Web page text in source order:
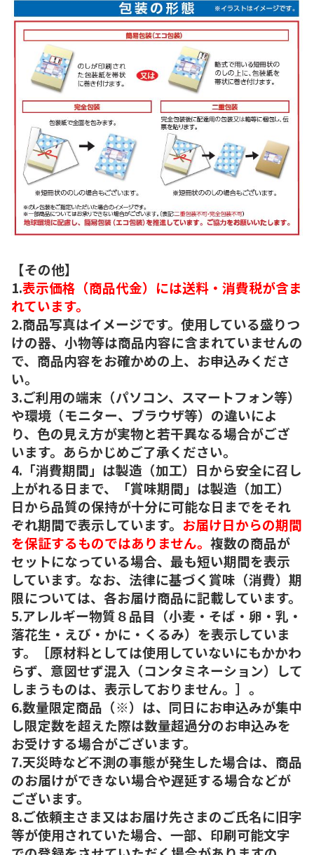
【その他】
1.表示価格（商品代金）には送料・消費税が含ま
れています。
2.商品写真はイメージです。使用している盛りつ
けの器、小物等は商品内容に含まれていませんの
で、商品内容をお確かめの上、お申込みくださ
い。
3.ご利用の端末（パソコン、スマートフォン等）
や環境（モニター、ブラウザ等）の違いによ
り、色の見え方が実物と若干異なる場合がござ
います。あらかじめご了承ください。
4.「消費期間」は製造（加工）日から安全に召し
上がれる日まで、「賞味期間」は製造（加工）
日から品質の保持が十分に可能な日までをそれ
ぞれ期間で表示しています。 お届け日からの期間
を保証するものではありません。 複数の商品が
セットになっている場合、最も短い期間を表示
しています。なお、法律に基づく賞味（消費）期
限については、各お届け商品に記載しています。
5.アレルギー物質８品目（小麦・そば・卵・乳・
落花生・えび・かに・くるみ）を表示していま
す。［原材料としては使用していないにもかかわ
らず、意図せず混入（コンタミネーション）して
しまうものは、表示しておりません。］。
6.数量限定商品（※）は、同日にお申込みが集中
し限定数を超えた際は数量超過分のお申込みを
お受けする場合がございます。
7.天災時など不測の事態が発生した場合は、商品
のお届けができない場合や遅延する場合などが
ございます。
8.ご依頼主さま又はお届け先さまのご氏名に旧字
等が使用されていた場合、一部、印刷可能文字